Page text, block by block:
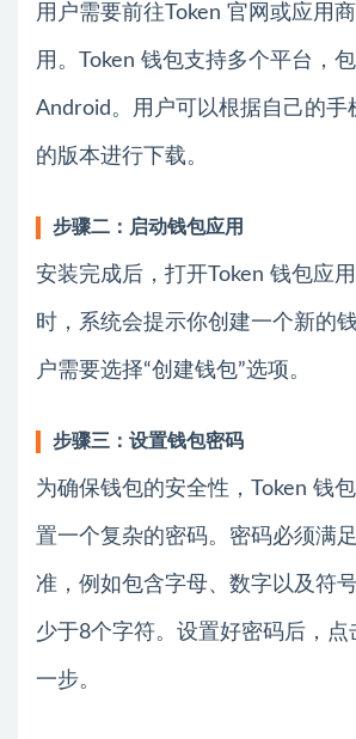
用户需要前往Token 官网或应用
用。Token 钱包支持多个平台，
Android。用户可以根据自己的手
的版本进行下载。
步骤二：启动钱包应用
安装完成后，打开Token 钱包应
时，系统会提示你创建一个新的
户需要选择“创建钱包”选项。
步骤三：设置钱包密码
为确保钱包的安全性，Token 钱
置一个复杂的密码。密码必须满
准，例如包含字母、数字以及符
少于8个字符。设置好密码后，点
一步。